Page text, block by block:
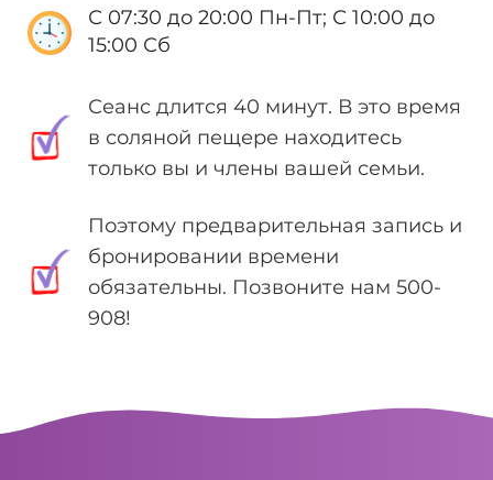
С 07:30 до 20:00 Пн-Пт; С 10:00 до
15:00 Сб
Сеанс длится 40 минут. В это время
в соляной пещере находитесь
только вы и члены вашей семьи.
Поэтому предварительная запись и
бронировании времени
обязательны. Позвоните нам 500-
908!